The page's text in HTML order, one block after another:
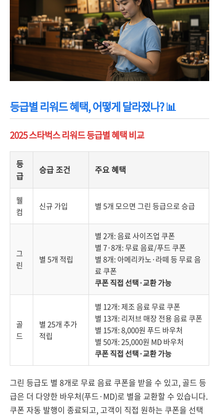
등급별 리워드 혜택, 어떻게 달라졌나? 📊
2025 스타벅스 리워드 등급별 혜택 비교
등
급
승급 조건 주요 혜택
웰
컴
신규 가입 별 5개 모으면 그린 등급으로 승급
그
린
별 5개 적립
별 2개: 음료 사이즈업 쿠폰
별 7·8개: 무료 음료/푸드 쿠폰
별 8개: 아메리카노·라떼 등 무료 음
료 쿠폰
쿠폰 직접 선택·교환 가능
골
드
별 25개 추가
적립
별 12개: 제조 음료 무료 쿠폰
별 13개: 리저브 매장 전용 음료 쿠폰
별 15개: 8,000원 푸드 바우처
별 50개: 25,000원 MD 바우처
쿠폰 직접 선택·교환 가능
그린 등급도 별 8개로 무료 음료 쿠폰을 받을 수 있고, 골드 등
급은 더 다양한 바우처(푸드·MD)로 별을 교환할 수 있습니다.
쿠폰 자동 발행이 종료되고, 고객이 직접 원하는 쿠폰을 선택